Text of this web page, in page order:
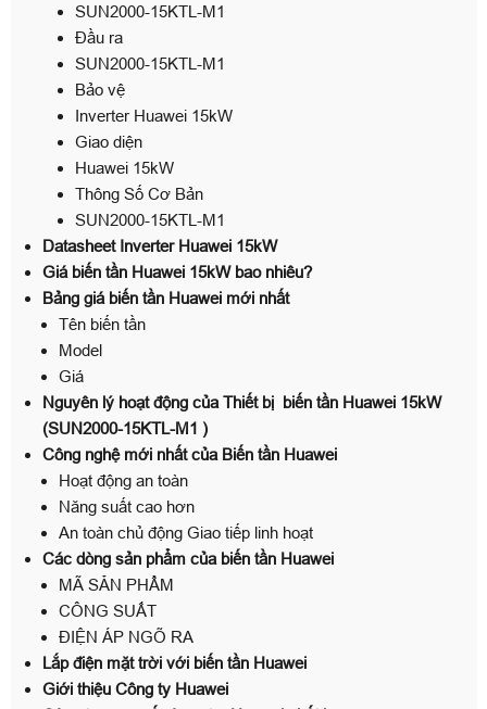
SUN2000-15KTL-M1
Đầu ra
SUN2000-15KTL-M1
Bảo vệ
Inverter Huawei 15kW
Giao diện
Huawei 15kW
Thông Số Cơ Bản
SUN2000-15KTL-M1
Datasheet Inverter Huawei 15kW
Giá biến tần Huawei 15kW bao nhiêu?
Bảng giá biến tần Huawei mới nhất
Tên biến tần
Model
Giá
Nguyên lý hoạt động của Thiết bị biến tần Huawei 15kW
(SUN2000-15KTL-M1 )
Công nghệ mới nhất của Biến tần Huawei
Hoạt động an toàn
Năng suất cao hơn
An toàn chủ động Giao tiếp linh hoạt
Các dòng sản phẩm của biến tần Huawei
MÃ SẢN PHẨM
CÔNG SUẤT
ĐIỆN ÁP NGÕ RA
Lắp điện mặt trời với biến tần Huawei
Giới thiệu Công ty Huawei